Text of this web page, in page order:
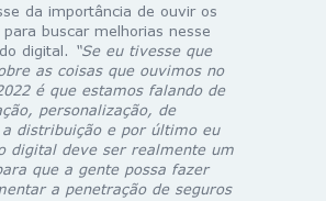
da importância de ouvir os
buscar melhorias nesse
digital. “Se eu tivesse que
as coisas que ouvimos no
é que estamos falando de
personalização, de
distribuição e por último eu
digital deve ser realmente um
que a gente possa fazer
a penetração de seguros